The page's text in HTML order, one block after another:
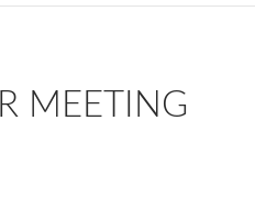
MEETING